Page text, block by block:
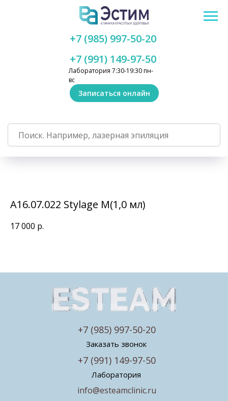
Лаборатория 7:30-19:30 пн-
вс
+7 (991) 149-97-50
+7 (985) 997-50-20
Записаться онлайн
А16.07.022 Stylage M(1,0 мл)
17 000 р.
Заказать звонок
Лаборатория
info@esteamclinic.ru
+7 (991) 149-97-50
+7 (985) 997-50-20